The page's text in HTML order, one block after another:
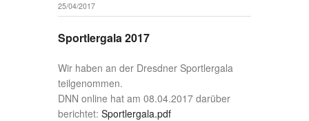
25/04/2017
Sportlergala 2017
Wir haben an der Dresdner Sportlergala
teilgenommen.
DNN online hat am 08.04.2017 darüber
berichtet: Sportlergala.pdf